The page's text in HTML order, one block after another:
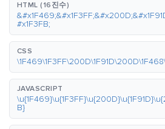
HTML (16진수)
#x1F3FB;
CSS
JAVASCRIPT
B}